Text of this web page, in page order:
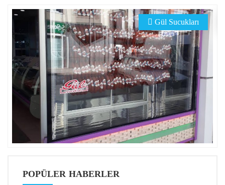
Gül Sucukları
POPÜLER HABERLER